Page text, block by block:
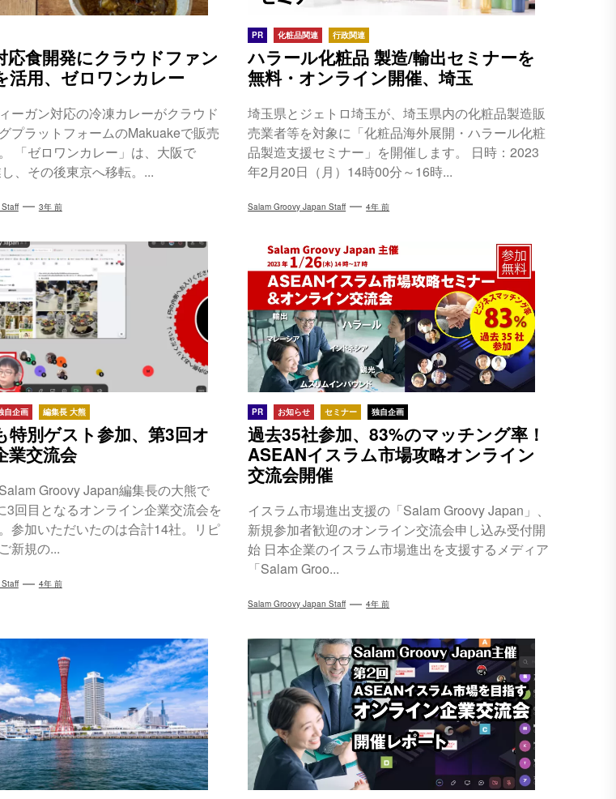
応食開発にクラウドファン
活用、ゼロワンカレー
ーガン対応の冷凍カレーがクラウド
プラットフォームのMakuakeで販売
「ゼロワンカレー」は、大阪で
、その後東京へ移転。...
3年 前
PR 化粧品関連 行政関連
ハラール化粧品 製造/輸出セミナーを
無料・オンライン開催、埼玉
埼玉県とジェトロ埼玉が、埼玉県内の化粧品製造販
売業者等を対象に「化粧品海外展開・ハラール化粧
品製造支援セミナー」を開催します。 日時：2023
年2月20日（月）14時00分～16時...
Salam Groovy Japan Staff 4年 前
自企画 編集長 大熊
特別ゲスト参加、第3回オ
業交流会
Groovy Japan編集長の大熊で
3回目となるオンライン企業交流会を
参加いただいたのは合計14社。リピ
新規の...
4年 前
PR お知らせ セミナー 独自企画
過去35社参加、83%のマッチング率！
ASEANイスラム市場攻略オンライン
交流会開催
イスラム市場進出支援の「Salam Groovy Japan」、
新規参加者歓迎のオンライン交流会申し込み受付開
始 日本企業のイスラム市場進出を支援するメディア
「Salam Groo...
Salam Groovy Japan Staff 4年 前